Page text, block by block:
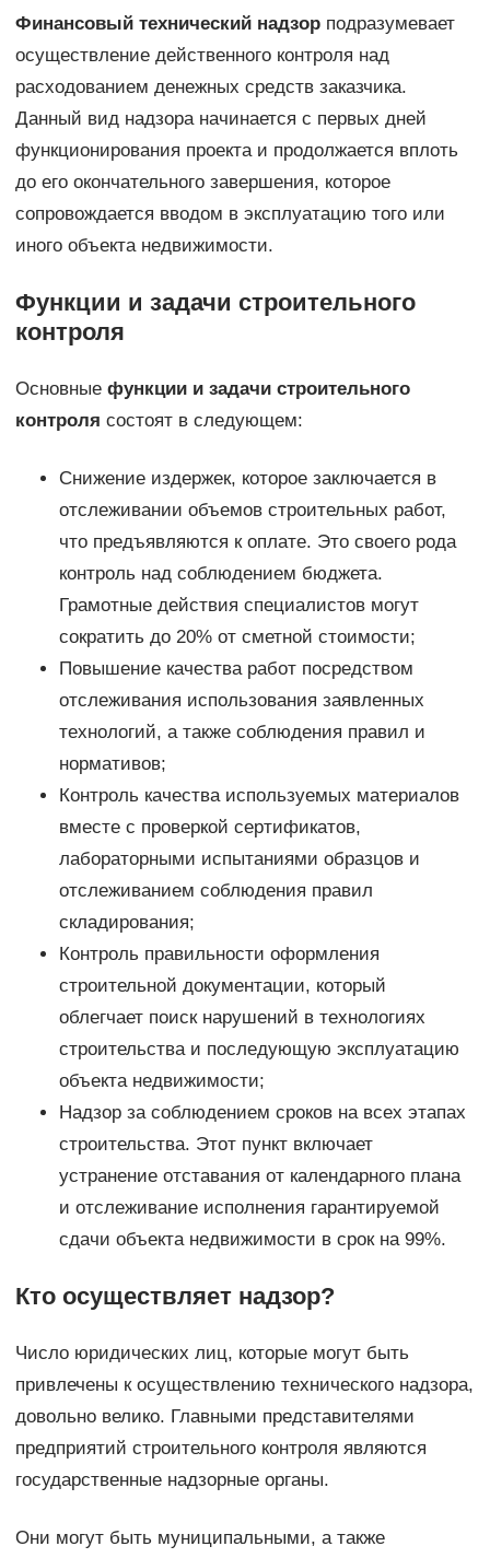
Финансовый технический надзорподразумевает
осуществление действенного контроля над
расходованием денежных средств заказчика.
Данный вид надзора начинается с первых дней
функционирования проекта и продолжается вплоть
до его окончательного завершения, которое
сопровождается вводом в эксплуатацию того или
иного объекта недвижимости.
Функции и задачи строительного
контроля
Основные функции и задачи строительного
контроля состоят в следующем:
Снижение издержек, которое заключается в
отслеживании объемов строительных работ,
что предъявляются к оплате. Это своего рода
контроль над соблюдением бюджета.
Грамотные действия специалистов могут
сократить до 20% от сметной стоимости;
Повышение качества работ посредством
отслеживания использования заявленных
технологий, а также соблюдения правил и
нормативов;
Контроль качества используемых материалов
вместе с проверкой сертификатов,
лабораторными испытаниями образцов и
отслеживанием соблюдения правил
складирования;
Контроль правильности оформления
строительной документации, который
облегчает поиск нарушений в технологиях
строительства и последующую эксплуатацию
объекта недвижимости;
Надзор за соблюдением сроков на всех этапах
строительства. Этот пункт включает
устранение отставания от календарного плана
и отслеживание исполнения гарантируемой
сдачи объекта недвижимости в срок на 99%.
Кто осуществляет надзор?
Число юридических лиц, которые могут быть
привлечены к осуществлению технического надзора,
довольно велико. Главными представителями
предприятий строительного контроля являются
государственные надзорные органы.
Они могут быть муниципальными, а также